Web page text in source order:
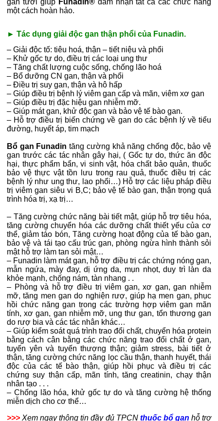
một cách hoàn hảo.
► Tác dụng giải độc gan thận phổi của Funadin.
– Giải độc tố: tiêu hoá, thận – tiết niệu và phổi
– Khử gốc tự do, điều trị các loại ung thư
– Tăng chất lượng cuộc sống, chống lão hoá
– Bổ dưỡng CN gan, thận và phổi
– Điều trị suy gan, thận và hô hấp
– Giúp điều trị bệnh lý viêm gan cấp và mãn, viêm xơ gan
– Giúp điều trị đặc hiệu gan nhiễm mỡ.
– Giúp mát gan, khử độc gan và bảo vệ tế bào gan.
– Hỗ trợ điều trị biến chứng về gan do các bệnh lý về tiểu
đường, huyết áp, tim mạch
Bổ gan Funadin tăng cường khả năng chống độc, bảo vệ
gan trước các tác nhân gây hại, ( Gốc tự do, thức ăn độc
hại, thực phẩm bẩn, vi sinh vật, hóa chất bảo quản, thuốc
bảo vệ thực vật tồn lưu trong rau quả, thuốc điều trị các
bệnh lý như ung thư, lao phổi…) Hỗ trợ các liệu pháp điều
trị viêm gan siêu vi B,C; bảo vệ tế bào gan, thận trọng quá
trình hóa trị, xạ trị…
– Tăng cường chức năng bài tiết mật, giúp hỗ trợ tiêu hóa,
tăng cường chuyển hóa các dưỡng chất thiết yếu của cơ
thể, giảm táo bón, Tăng cường hoạt động của tế bào gan,
bảo vệ và tái tạo cấu trúc gan, phòng ngừa hình thành sỏi
mật hỗ trợ làm tan sỏi mật…
– Funadin làm mát gan, hỗ trợ điều trị các chứng nóng gan,
mẫn ngứa, mày đay, dị ứng da, mụn nhọt, duy trì làn da
khỏe mạnh, chống nám, tàn nhang . .
– Phòng và hỗ trợ điều trị viêm gan, xơ gan, gan nhiễm
mỡ, tăng men gan do nghiện rượ, giúp hạ men gan, phục
hồi chức năng gan trong các trường hợp viêm gan mãn
tính, xơ gan, gan nhiễm mỡ, ung thư gan, tổn thương gan
do rượ bia và các tác nhân khác…
– Giúp kiểm soát quá trình trao đổi chất, chuyển hóa protein
bằng cách cân bằng các chức năng trao đổi chất ở gan,
tuyến yên và tuyến thượng thận; giảm stress, bài tiết ở
thận, tăng cường chức năng lọc cầu thận, thanh huyết, thái
độc của các tế bào thận, giúp hồi phục và điều trị các
chứng suy thận cấp, mãn tính, tăng creatinin, chạy thận
nhân tạo . . .
– Chống lão hóa, khử gốc tự do và tăng cường hệ thống
miễn dịch cho cơ thể…
>>>Xem ngay thông tin đầy đủ TPCN thuốc bổ gan hỗ trợ